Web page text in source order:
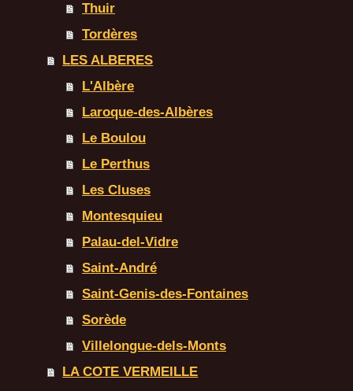
Thuir
Tordères
LES ALBERES
L'Albère
Laroque-des-Albères
Le Boulou
Le Perthus
Les Cluses
Montesquieu
Palau-del-Vidre
Saint-André
Saint-Genis-des-Fontaines
Sorède
Villelongue-dels-Monts
LA COTE VERMEILLE